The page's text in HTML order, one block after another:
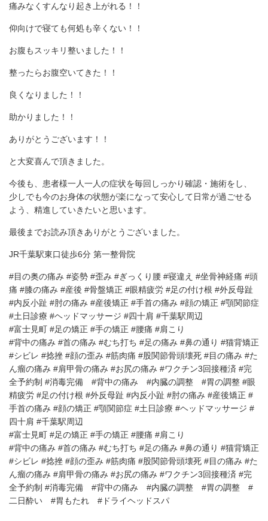
痛みなくすんなり起き上がれる！！
仰向けで寝ても何処も辛くない！！
お腹もスッキリ整いました！！
整ったらお腹空いてきた！！
良くなりました！！
助かりました！！
ありがとうございます！！
と大変喜んで頂きました。
今後も、患者様一人一人の症状を毎回しっかり確認・施術をし、
少しでも今のお身体の状態が楽になって安心して日常が過ごせる
よう、精進していきたいと思います。
最後までお読み頂きありがとうございました。
JR千葉駅東口徒歩6分 第一整骨院
#目の奥の痛み #姿勢 #歪み #ぎっくり腰 #寝違え #坐骨神経痛 #頭
痛 #膝の痛み #産後 #骨盤矯正 #眼精疲労 #足の付け根 #外反母趾
#内反小趾 #肘の痛み #産後矯正 #手首の痛み #顔の矯正 #顎関節症
#土日診療 #ヘッドマッサージ #四十肩 #千葉駅周辺
#富士見町 #足の矯正 #手の矯正 #腰痛 #肩こり
#背中の痛み #首の痛み #むち打ち #足の痛み #鼻の通り #猫背矯正
#シビレ #捻挫 #顔の歪み #筋肉痛 #股関節骨頭壊死 #目の痛み #た
ん瘤の痛み #肩甲骨の痛み #お尻の痛み #ワクチン3回接種済 #完
全予約制 #消毒完備 #背中の痛み #内臓の調整 #胃の調整 #眼
精疲労 #足の付け根 #外反母趾 #内反小趾 #肘の痛み #産後矯正 #
手首の痛み #顔の矯正 #顎関節症 #土日診療 #ヘッドマッサージ #
四十肩 #千葉駅周辺
#富士見町 #足の矯正 #手の矯正 #腰痛 #肩こり
#背中の痛み #首の痛み #むち打ち #足の痛み #鼻の通り #猫背矯正
#シビレ #捻挫 #顔の歪み #筋肉痛 #股関節骨頭壊死 #目の痛み #た
ん瘤の痛み #肩甲骨の痛み #お尻の痛み #ワクチン3回接種済 #完
全予約制 #消毒完備 #背中の痛み #内臓の調整 #胃の調整 #
二日酔い #胃もたれ #ドライヘッドスパ